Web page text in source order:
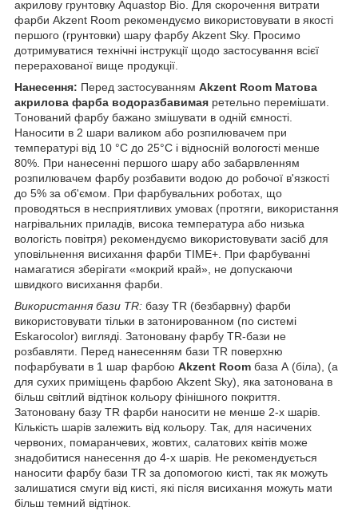
акрилову грунтовку Aquastop Bio. Для скорочення витрати
фарби Akzent Room рекомендуємо використовувати в якості
першого (грунтовки) шару фарбу Akzent Sky. Просимо
дотримуватися технічні інструкції щодо застосування всієї
перерахованої вище продукції.
Нанесення: Перед застосуванням Akzent Room Матова
акрилова фарба водоразбавимая ретельно перемішати.
Тонований фарбу бажано змішувати в одній ємності.
Наносити в 2 шари валиком або розпилювачем при
температурі від 10 °C до 25°C і відносній вологості менше
80%. При нанесенні першого шару або забарвленням
розпилювачем фарбу розбавити водою до робочої в'язкості
до 5% за об'ємом. При фарбувальних роботах, що
проводяться в несприятливих умовах (протяги, використання
нагрівальних приладів, висока температура або низька
вологість повітря) рекомендуємо використовувати засіб для
уповільнення висихання фарби TIME+. При фарбуванні
намагатися зберігати «мокрий край», не допускаючи
швидкого висихання фарби.
Використання бази TR: базу TR (безбарвну) фарби
використовувати тільки в затонированном (по системі
Eskarocolor) вигляді. Затоновану фарбу TR-бази не
розбавляти. Перед нанесенням бази TR поверхню
пофарбувати в 1 шар фарбою Akzent Room база А (біла), (а
для сухих приміщень фарбою Akzent Sky), яка затонована в
більш світлий відтінок кольору фінішного покриття.
Затоновану базу TR фарби наносити не менше 2-х шарів.
Кількість шарів залежить від кольору. Так, для насичених
червоних, помаранчевих, жовтих, салатових квітів може
знадобитися нанесення до 4-х шарів. Не рекомендується
наносити фарбу бази TR за допомогою кисті, так як можуть
залишатися смуги від кисті, які після висихання можуть мати
більш темний відтінок.